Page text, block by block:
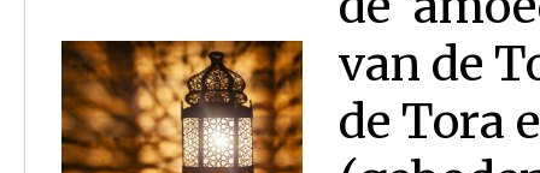
van de
de Tora